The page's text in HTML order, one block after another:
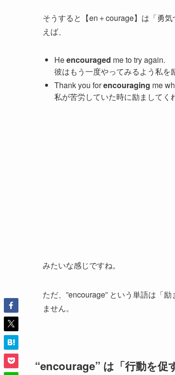
そうすると【en＋courage】は「勇
えば、
Heencouraged me to try again.
彼はもう一度やってみるよう私を
Thank you forencouraging me
私が苦労していた時に励ましてく
みたいな感じですね。
ただ、”encourage” という単語は「
ません。
“encourage” は「行動を促